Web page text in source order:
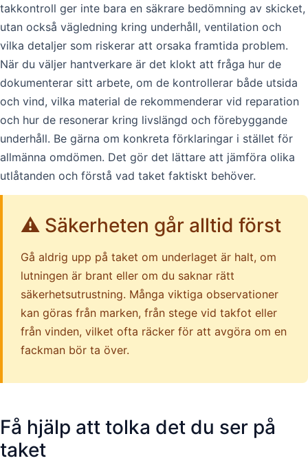
takkontroll ger inte bara en säkrare bedömning av skicket,
utan också vägledning kring underhåll, ventilation och
vilka detaljer som riskerar att orsaka framtida problem.
När du väljer hantverkare är det klokt att fråga hur de
dokumenterar sitt arbete, om de kontrollerar både utsida
och vind, vilka material de rekommenderar vid reparation
och hur de resonerar kring livslängd och förebyggande
underhåll. Be gärna om konkreta förklaringar i stället för
allmänna omdömen. Det gör det lättare att jämföra olika
utlåtanden och förstå vad taket faktiskt behöver.
⚠️ Säkerheten går alltid först
Gå aldrig upp på taket om underlaget är halt, om
lutningen är brant eller om du saknar rätt
säkerhetsutrustning. Många viktiga observationer
kan göras från marken, från stege vid takfot eller
från vinden, vilket ofta räcker för att avgöra om en
fackman bör ta över.
Få hjälp att tolka det du ser på
taket